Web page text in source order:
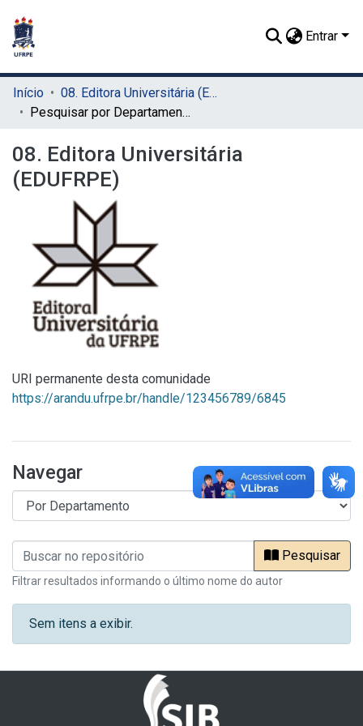
Entrar
Início
08. Editora Universitária (EDUFRPE)
Pesquisar por Departamento
08. Editora Universitária
(EDUFRPE)
URI permanente desta comunidade
https://arandu.ufrpe.br/handle/123456789/6845
Navegar
Pesquisar
Filtrar resultados informando o último nome do autor
Sem itens a exibir.